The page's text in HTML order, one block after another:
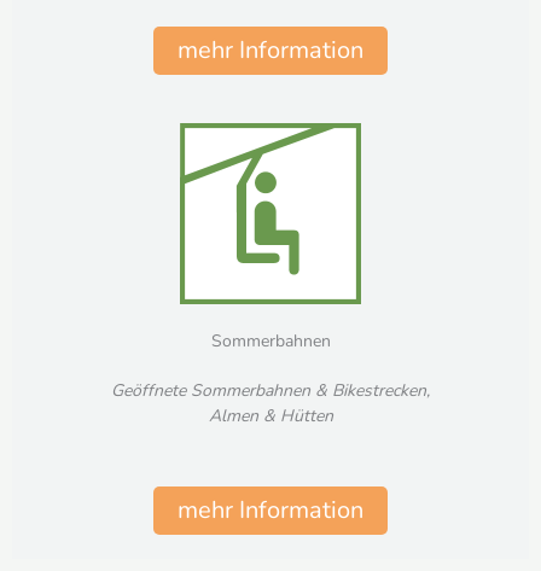
mehr Information
Sommerbahnen
Geöffnete Sommerbahnen & Bikestrecken,
Almen & Hütten
mehr Information